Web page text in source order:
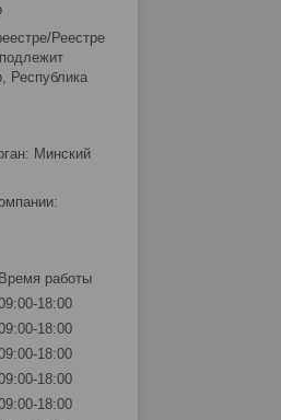
Реестре
Республика
Минский
Время работы
18:00
18:00
18:00
18:00
18:00